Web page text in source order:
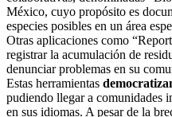
México, cuyo propósito es
especies posibles en un área
Otras aplicaciones como
registrar la acumulación de
denunciar problemas en su
Estas herramientas
pudiendo llegar a comunidades
en sus idiomas. A pesar de la